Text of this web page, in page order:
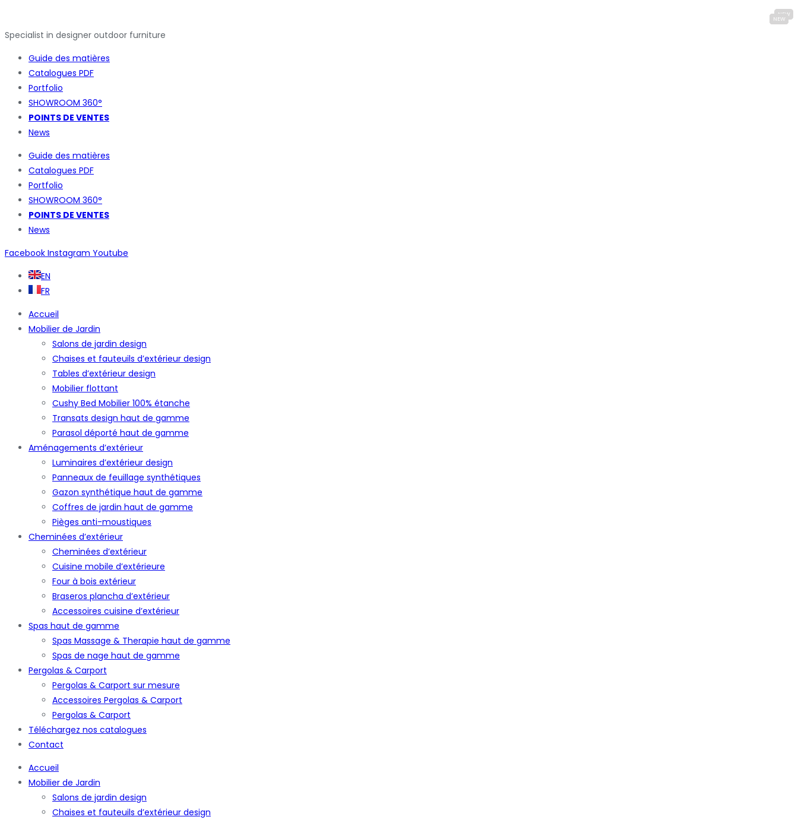
Specialist in designer outdoor furniture
Guide des matières
Catalogues PDF
Portfolio
SHOWROOM 360°
POINTS DE VENTES
News
Guide des matières
Catalogues PDF
Portfolio
SHOWROOM 360°
POINTS DE VENTES
News
Facebook Instagram Youtube
EN
FR
Accueil
Mobilier de Jardin
Salons de jardin design
Chaises et fauteuils d’extérieur design
Tables d’extérieur design
Mobilier flottant
Cushy Bed Mobilier 100% étanche
Transats design haut de gamme
Parasol déporté haut de gamme
Aménagements d’extérieur
Luminaires d’extérieur design
Panneaux de feuillage synthétiques
Gazon synthétique haut de gamme
Coffres de jardin haut de gamme
Pièges anti-moustiques
Cheminées d’extérieur
Cheminées d’extérieur
Cuisine mobile d’extérieure
Four à bois extérieur
Braseros plancha d’extérieur
Accessoires cuisine d’extérieur
Spas haut de gamme
Spas Massage & Therapie haut de gamme
Spas de nage haut de gamme
Pergolas & Carport
Pergolas & Carport sur mesure
Accessoires Pergolas & Carport
Pergolas & Carport
Téléchargez nos catalogues
Contact
Accueil
Mobilier de Jardin
Salons de jardin design
Chaises et fauteuils d’extérieur design